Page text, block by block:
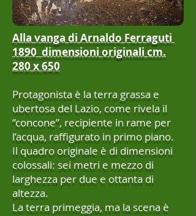
Alla vanga di Arnaldo Ferraguti
1890 dimensioni originali cm.
280 x 650
Protagonista è la terra grassa e
ubertosa del Lazio, come rivela il
“concone”, recipiente in rame per
l’acqua, raffigurato in primo piano.
Il quadro originale è di dimensioni
colossali: sei metri e mezzo di
larghezza per due e ottanta di
altezza.
La terra primeggia, ma la scena è